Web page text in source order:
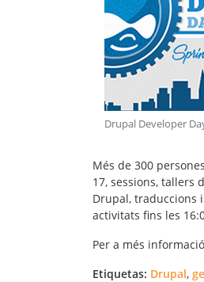
Drupal Developer
Més de 300
17, sessions, tallers
Drupal, traduccions
activitats fins les
Per a més
Etiquetas: Drupal,